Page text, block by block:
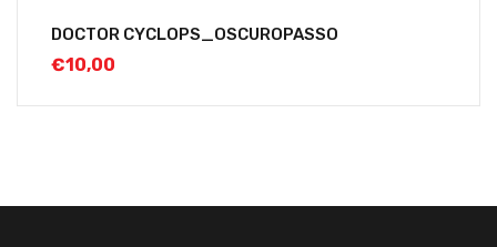
DOCTOR CYCLOPS_OSCUROPASSO
€10,00